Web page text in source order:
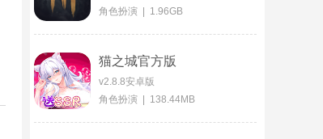
角色扮演 | 1.96GB
猫之城官方版
v2.8.8安卓版
角色扮演 | 138.44MB